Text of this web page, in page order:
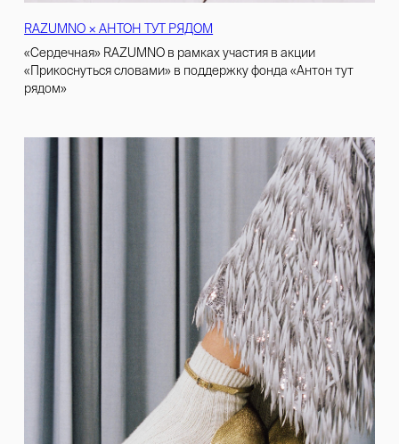
RAZUMNO × АНТОН ТУТ РЯДОМ
«Сердечная» RAZUMNO в рамках участия в акции
«Прикоснуться словами» в поддержку фонда «Антон тут
рядом»